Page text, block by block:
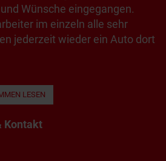
Wünsche eingegangen.
im einzeln alle sehr
jederzeit wieder ein Auto dort
LESEN
Kontakt